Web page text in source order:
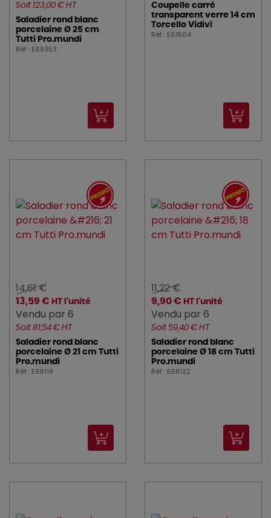
Soit 123,00 € HT
Saladier rond blanc
porcelaine Ø 25 cm
Tutti Pro.mundi
Réf : E69353
Coupelle carré
transparent verre 14 cm
Torcello Vidivi
Réf : E61504
14,61 €
13,59 € HT l'unité
Vendu par 6
Soit 81,54 € HT
Saladier rond blanc
porcelaine Ø 21 cm Tutti
Pro.mundi
Réf : E68119
11,22 €
9,90 € HT l'unité
Vendu par 6
Soit 59,40 € HT
Saladier rond blanc
porcelaine Ø 18 cm Tutti
Pro.mundi
Réf : E68122